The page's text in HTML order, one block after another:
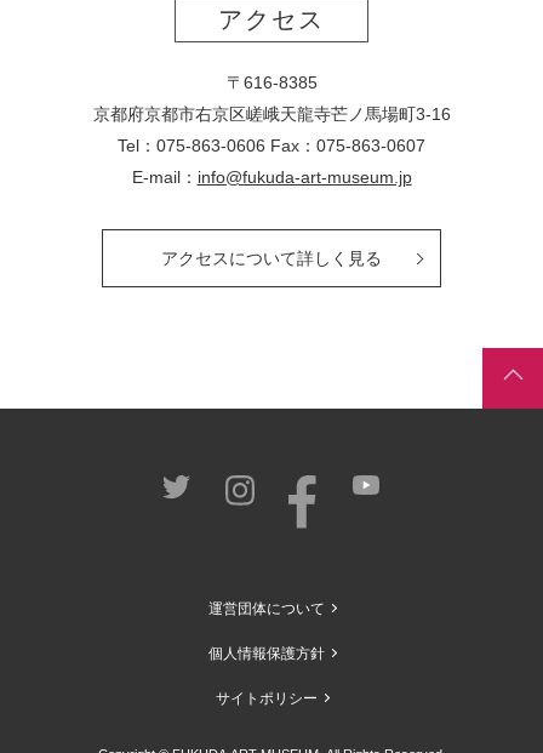
アクセス
〒616-8385
京都府京都市右京区嵯峨天龍寺芒ノ馬場町3-16
Tel：075-863-0606 Fax：075-863-0607
E-mail： info@fukuda-art-museum.jp
アクセスについて詳しく見る
運営団体について
個人情報保護方針
サイトポリシー